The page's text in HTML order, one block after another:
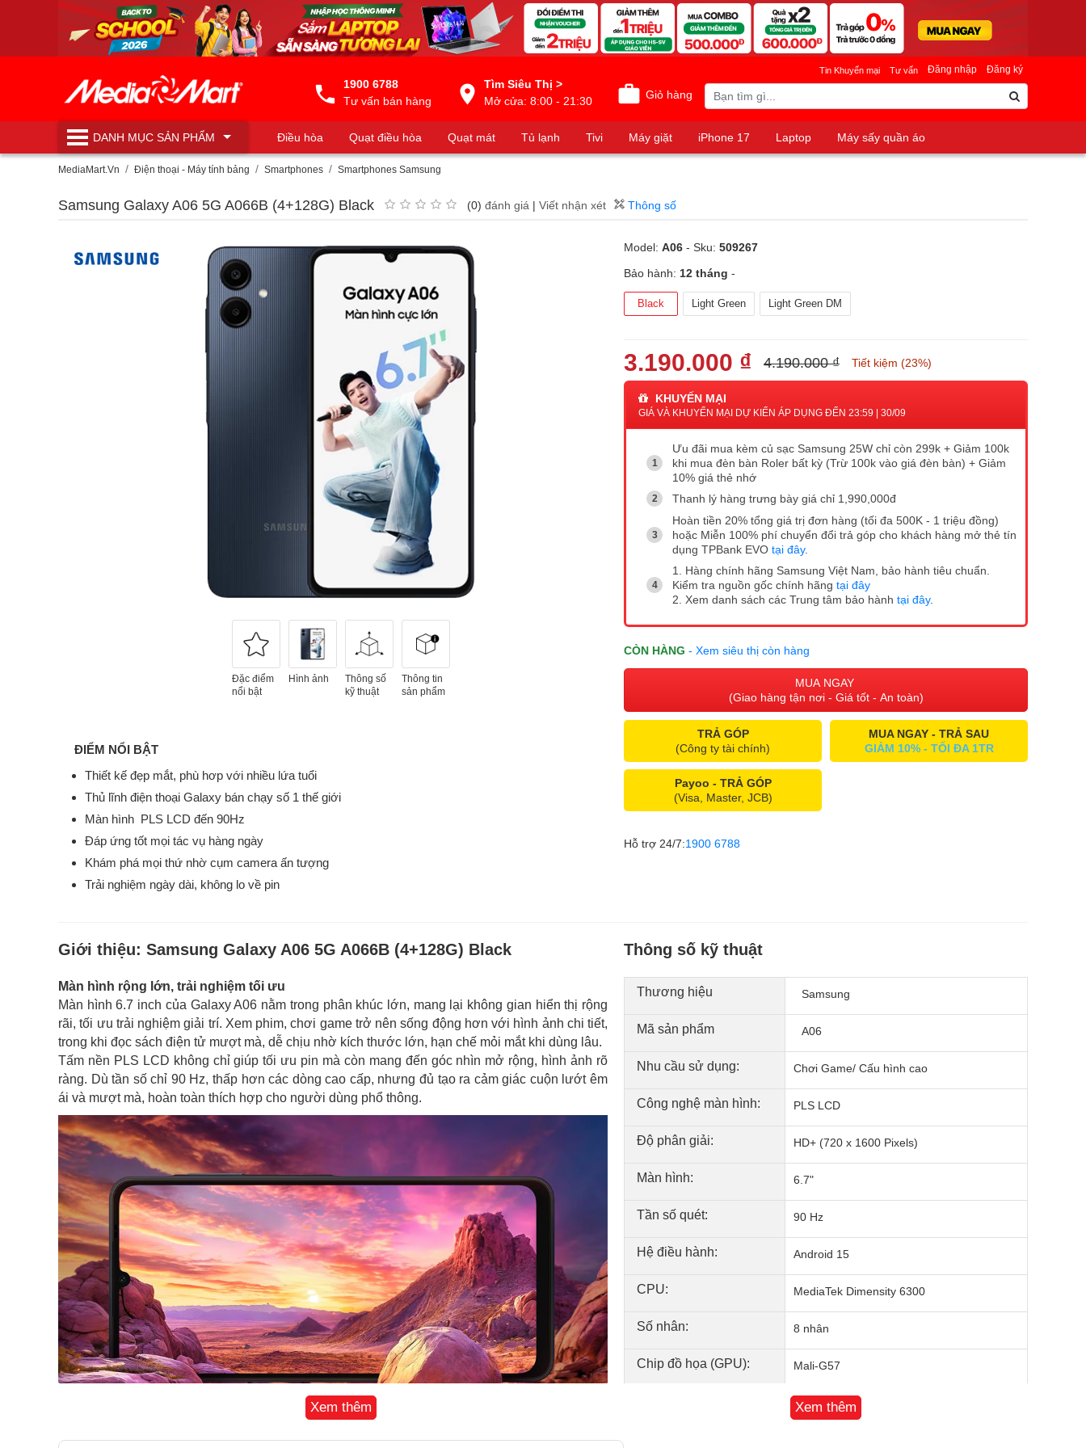
1900 6788
Tư vấn bán hàng
Tìm Siêu Thị >
Mở cửa: 8:00 - 21:30
Giỏ hàng
Đăng nhập Đăng ký
Tin Khuyến mại Tư vấn
DANH MỤCSẢN PHẨM Điều hòa Quạt điều hòa Quạt mát Tủ lạnh Tivi Máy giặt iPhone 17 Laptop
Máy sấy quần áo
Máy lọc nước
MediaMart.Vn Điện thoại - Máy tính bảng Smartphones Smartphones Samsung
Samsung Galaxy A06 5G A066B (4+128G) Black (0) đánh giá | Viết nhận xét Thông số
Đặc điểm
nổi bật
Hình ảnh
Thông số
kỹ thuật
Thông tin
sản phẩm
ĐIỂM NỔI BẬT
Thiết kế đẹp mắt, phù hơp với nhiều lứa tuổi
Thủ lĩnh điện thoại Galaxy bán chạy số 1 thế giới
Màn hình PLS LCD đến 90Hz
Đáp ứng tốt mọi tác vụ hàng ngày
Khám phá mọi thứ nhờ cụm camera ấn tượng
Trải nghiệm ngày dài, không lo về pin
Model: A06 - Sku: 509267
Bảo hành: 12 tháng -
Black Light Green Light Green DM
3.190.000 ₫ 4.190.000 ₫ Tiết kiệm (23%)
KHUYẾN MẠI
GIÁ VÀ KHUYẾN MẠI DỰ KIẾN ÁP DỤNG ĐẾN 23:59 | 30/09
Ưu đãi mua kèm củ sạc Samsung 25W chỉ còn 299k + Giảm 100k
khi mua đèn bàn Roler bất kỳ (Trừ 100k vào giá đèn bàn) + Giảm
10% giá thẻ nhớ
Thanh lý hàng trưng bày giá chỉ 1,990,000đ
Hoàn tiền 20% tổng giá trị đơn hàng (tối đa 500K - 1 triệu đồng)
hoặc Miễn 100% phí chuyển đổi trả góp cho khách hàng mở thẻ tín
dụng TPBank EVO tại đây.
1. Hàng chính hãng Samsung Việt Nam, bảo hành tiêu chuẩn.
Kiểm tra nguồn gốc chính hãng tại đây
2. Xem danh sách các Trung tâm bảo hành tại đây.
CÒN HÀNG - Xem siêu thị còn hàng
MUA NGAY
(Giao hàng tận nơi - Giá tốt - An toàn)
TRẢ GÓP
(Công ty tài chính)
MUA NGAY - TRẢ SAU
GIẢM 10% - TỐI ĐA 1TR
Payoo - TRẢ GÓP
(Visa, Master, JCB)
Hỗ trợ 24/7:1900 6788
Giới thiệu: Samsung Galaxy A06 5G A066B (4+128G) Black
Màn hình rộng lớn, trải nghiệm tối ưu
Màn hình 6.7 inch của Galaxy A06 nằm trong phân khúc lớn, mang lại không gian hiển thị rộng
rãi, tối ưu trải nghiệm giải trí. Xem phim, chơi game trở nên sống động hơn với hình ảnh chi tiết,
trong khi đọc sách điện tử mượt mà, dễ chịu nhờ kích thước lớn, hạn chế mỏi mắt khi dùng lâu.
Tấm nền PLS LCD không chỉ giúp tối ưu pin mà còn mang đến góc nhìn mở rộng, hình ảnh rõ
ràng. Dù tần số chỉ 90 Hz, thấp hơn các dòng cao cấp, nhưng đủ tạo ra cảm giác cuộn lướt êm
ái và mượt mà, hoàn toàn thích hợp cho người dùng phổ thông.
Xem thêm
Thông số kỹ thuật
Thương hiệu Samsung
Mã sản phẩm A06
Nhu cầu sử dụng: Chơi Game/ Cấu hình cao
Công nghệ màn hình: PLS LCD
Độ phân giải: HD+ (720 x 1600 Pixels)
Màn hình: 6.7"
Tần số quét: 90 Hz
Hệ điều hành: Android 15
CPU: MediaTek Dimensity 6300
Số nhân: 8 nhân
Chip đồ họa (GPU): Mali-G57
4 GB
Xem thêm